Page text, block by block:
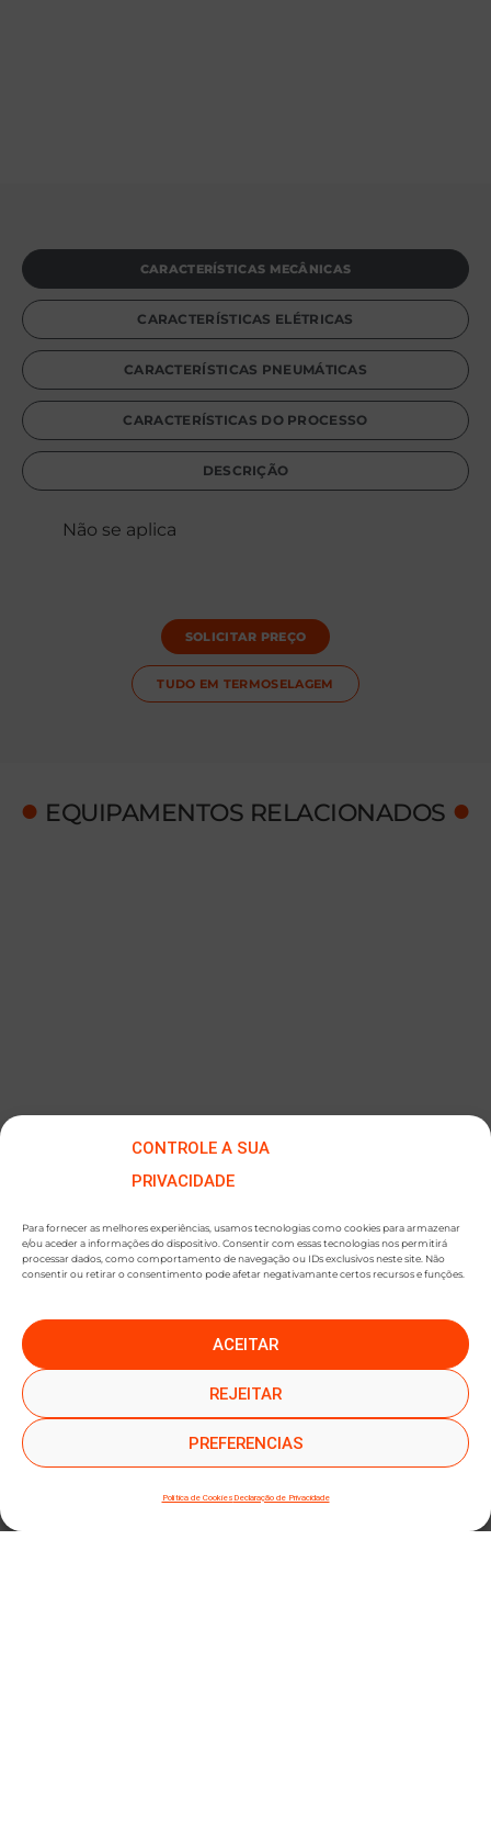
CONTROLE A SUA
PRIVACIDADE
Para fornecer as melhores experiências, usamos tecnologias como cookies para armazenar
e/ou aceder a informações do dispositivo. Consentir com essas tecnologias nos permitirá
processar dados, como comportamento de navegação ou IDs exclusivos neste site. Não
consentir ou retirar o consentimento pode afetar negativamante certos recursos e funções.
ACEITAR
REJEITAR
PREFERENCIAS
Política de Cookies Declaração de Privacidade
CARACTERÍSTICAS MECÂNICAS
CARACTERÍSTICAS ELÉTRICAS
CARACTERÍSTICAS PNEUMÁTICAS
CARACTERÍSTICAS DO PROCESSO
DESCRIÇÃO
Não se aplica
SOLICITAR PREÇO
TUDO EM TERMOSELAGEM
● EQUIPAMENTOS RELACIONADOS ●
●SUBSCREVER NEWSLETTER●